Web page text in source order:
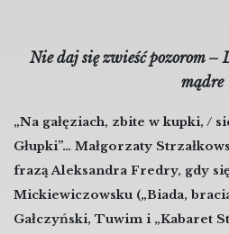
Nie daj się zwieść pozorom –
mądre
„Na gałęziach, zbite w kupki, /
Głupki”… Małgorzaty
frazą Aleksandra Fredry, gdy
Mickiewiczowsku („Biada,
Gałczyński, Tuwim i „Kabaret